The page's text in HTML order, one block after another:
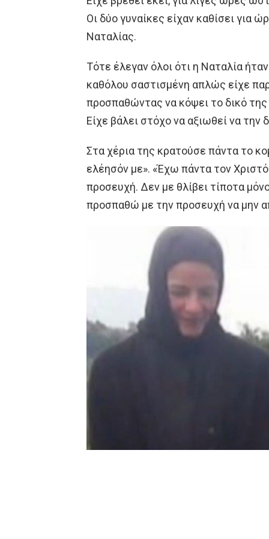
Οι δύο γυναίκες είχαν καθίσει για
Ναταλίας.
Τότε έλεγαν όλοι ότι η Ναταλία
καθόλου σαστισμένη απλώς είχε
προσπαθώντας να κόψει το δικό
Είχε βάλει στόχο να αξιωθεί να
Στα χέρια της κρατούσε πάντα το
ελέησόν με». «Έχω πάντα τον
προσευχή. Δεν με θλίβει τίποτα
προσπαθώ με την προσευχή να μην